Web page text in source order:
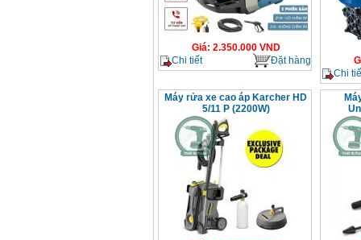
Giá: 2.350.000VND
Chi tiết
Đặt hàng
Chi
Máy rửa xe cao áp Karcher HD
5/11 P (2200W)